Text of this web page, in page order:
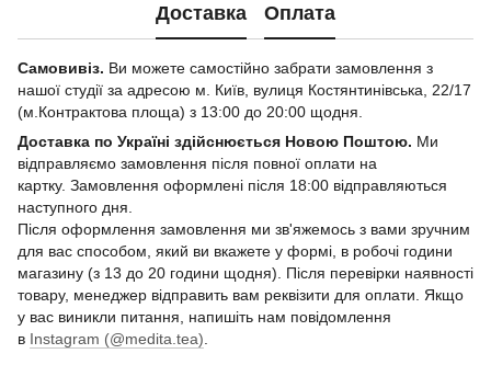
Доставка Оплата
Самовивіз. Ви можете самостійно забрати замовлення з
нашої студії за адресою м. Київ, вулиця Костянтинівська, 22/17
(м.Контрактова площа) з 13:00 до 20:00 щодня.
Доставка по Україні здійснюється Новою Поштою. Ми
відправляємо замовлення після повної оплати на
картку. Замовлення оформлені після 18:00 відправляються
наступного дня.
Після оформлення замовлення ми зв'яжемось з вами зручним
для вас способом, який ви вкажете у формі, в робочі години
магазину (з 13 до 20 години щодня). Після перевірки наявності
товару, менеджер відправить вам реквізити для оплати. Якщо
у вас виникли питання, напишіть нам повідомлення
в Instagram (@medita.tea)